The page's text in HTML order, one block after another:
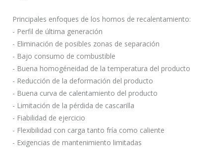
Principales enfoques de los hornos de recalentamiento:
- Perfil de última generación
- Eliminación de posibles zonas de separación
- Bajo consumo de combustible
- Buena homogéneidad de la temperatura del producto
- Reducción de la deformación del producto
- Buena curva de calentamiento del producto
- Limitación de la pérdida de cascarilla
- Fiabilidad de ejercicio
- Flexibilidad con carga tanto fría como caliente
- Exigencias de mantenimiento limitadas